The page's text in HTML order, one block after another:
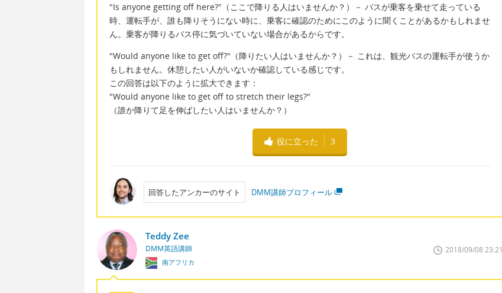
"Is anyone getting off here?"（ここで降りる人はいませんか？）－ バスが乗客を乗せて走っている
時、運転手が、誰も降りそうにない時に、乗客に確認のためにこのように聞くことがあるかもしれませ
ん。乗客が降りるバス停に気づいていない場合があるからです。
"Would anyone like to get off?"（降りたい人はいませんか？）－ これは、観光バスの運転手が使うか
もしれません。休憩したい人がいないか確認している感じです。
この回答は以下のように拡大できます：
"Would anyone like to get off to stretch their legs?"
（誰か降りて足を伸ばしたい人はいませんか？）
役に立った 3
回答したアンカーのサイト DMM講師プロフィール
Teddy Zee
DMM英語講師
南アフリカ
2018/09/08 23:21